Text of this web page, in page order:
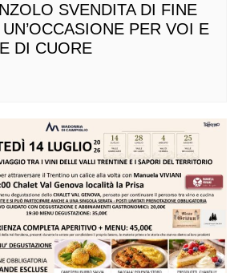
SVENDITA DI FINE
UN’OCCASIONE PER VOI E
DI CUORE